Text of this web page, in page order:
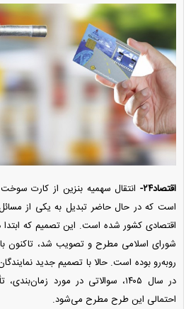
اقتصاد۲۴-
انتقال سهمیه بنزین از کارت
است که در حال حاضر تبدیل به یکی از
شورای اسلامی مطرح و تصویب شد، تاکنون
روبه‌رو بوده است. حالا با تصمیم جدید
در سال ۱۴۰۵، سوالاتی در مورد
احتمالی این طرح مطرح می‌شود.